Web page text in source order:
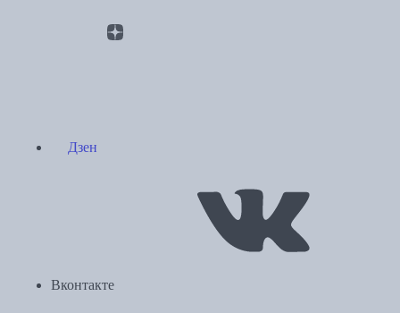
Дзен
Вконтакте